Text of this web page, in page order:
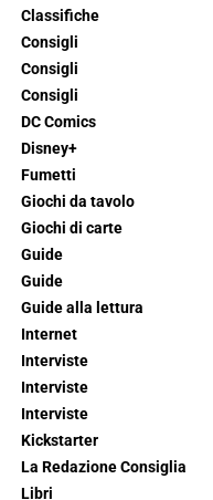
Classifiche
Consigli
Consigli
Consigli
DC Comics
Disney+
Fumetti
Giochi da tavolo
Giochi di carte
Guide
Guide
Guide alla lettura
Internet
Interviste
Interviste
Interviste
Kickstarter
La Redazione Consiglia
Libri